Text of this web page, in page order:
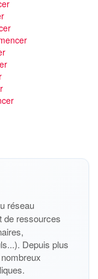
réseau
de ressources
Depuis plus